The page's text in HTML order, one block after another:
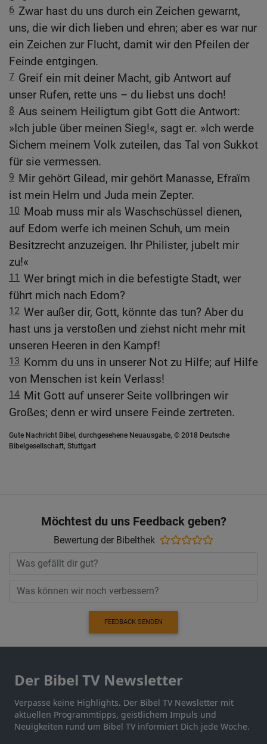
6 Zwar hast du uns durch ein Zeichen gewarnt,
uns, die wir dich lieben und ehren; aber es war nur
ein Zeichen zur Flucht, damit wir den Pfeilen der
Feinde entgingen.
7 Greif ein mit deiner Macht, gib Antwort auf
unser Rufen, rette uns – du liebst uns doch!
8 Aus seinem Heiligtum gibt Gott die Antwort:
»Ich juble über meinen Sieg!«, sagt er. »Ich werde
Sichem meinem Volk zuteilen, das Tal von Sukkot
für sie vermessen.
9 Mir gehört Gilead, mir gehört Manasse, Efraïm
ist mein Helm und Juda mein Zepter.
10 Moab muss mir als Waschschüssel dienen,
auf Edom werfe ich meinen Schuh, um mein
Besitzrecht anzuzeigen. Ihr Philister, jubelt mir
zu!«
11 Wer bringt mich in die befestigte Stadt, wer
führt mich nach Edom?
12 Wer außer dir, Gott, könnte das tun? Aber du
hast uns ja verstoßen und ziehst nicht mehr mit
unseren Heeren in den Kampf!
13 Komm du uns in unserer Not zu Hilfe; auf Hilfe
von Menschen ist kein Verlass!
14 Mit Gott auf unserer Seite vollbringen wir
Großes; denn er wird unsere Feinde zertreten.
Gute Nachricht Bibel, durchgesehene Neuausgabe, © 2018 Deutsche
Bibelgesellschaft, Stuttgart
Möchtest du uns Feedback geben?
Bewertung der Bibelthek
FEEDBACK SENDEN
Der Bibel TV Newsletter
Verpasse keine Highlights. Der Bibel TV Newsletter mit
aktuellen Programmtipps, geistlichem Impuls und
Neuigkeiten rund um Bibel TV informiert Dich jede Woche.